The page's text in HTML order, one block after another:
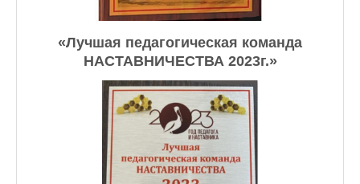
«Лучшая педагогическая команда
НАСТАВНИЧЕСТВА 2023г.»